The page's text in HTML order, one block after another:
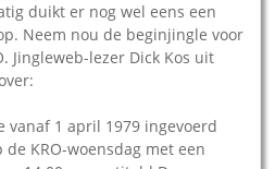
duikt er nog wel eens een
Neem nou de beginjingle voor
Jingleweb-lezer Dick Kos uit
vanaf 1 april 1979 ingevoerd
KRO-woensdag met een